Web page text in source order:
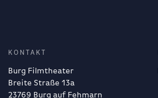
KONTAKT
Burg Filmtheater
Breite Straße 13a
23769 Burg auf Fehmarn